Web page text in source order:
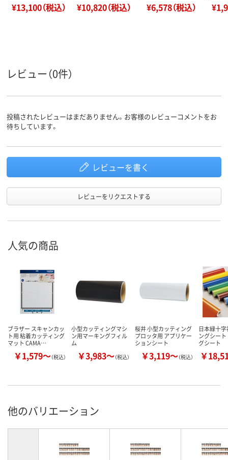
¥13,100（税込） ¥10,820（税込） ¥6,578（税込）
レビュー（0件）
投稿されたレビューはまだありません。お客様のレビューコメントをお
待ちしています。
レビューを書く
レビューをリクエストする
人気の商品
ブラザー スキャンカッ
ト用 粘着カッティング
マット CAMA…
￥1,579～（税込）
小型カッティングマシ
ン用マーキングフィル
ム
￥3,983～（税込）
桜井 小型カッティング
プロッタ用 アプリケー
ションシート
￥3,119～（税込）
日本緑十
ングシー
グシート
￥
他のバリエーション